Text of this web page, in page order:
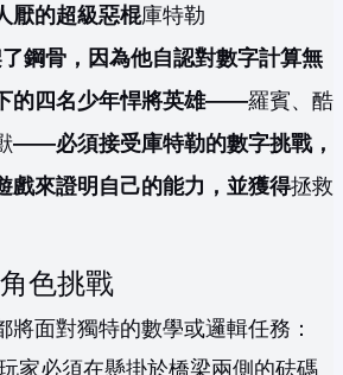
厭的超級惡棍庫特勒
鋼骨，因為他自認對數字計算無
的四名少年悍將英雄——羅賓、酷
——必須接受庫特勒的數字挑戰，
戲來證明自己的能力，並獲得拯救
色挑戰
將面對獨特的數學或邏輯任務：
家必須在懸掛於橋梁兩側的砝碼